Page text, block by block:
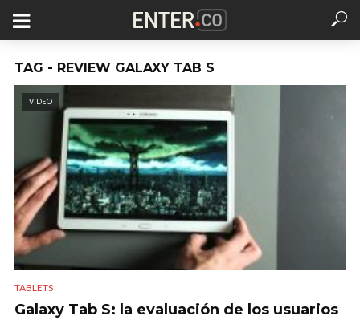
TAG - REVIEW GALAXY TAB S
VIDEO
TABLETS
Galaxy Tab S: la evaluación de los usuarios